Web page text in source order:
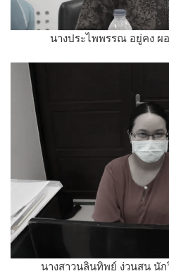
นางประไพพรรณ อยู่คง
นางสาวนลินทิพย์ ง่วนสน นั